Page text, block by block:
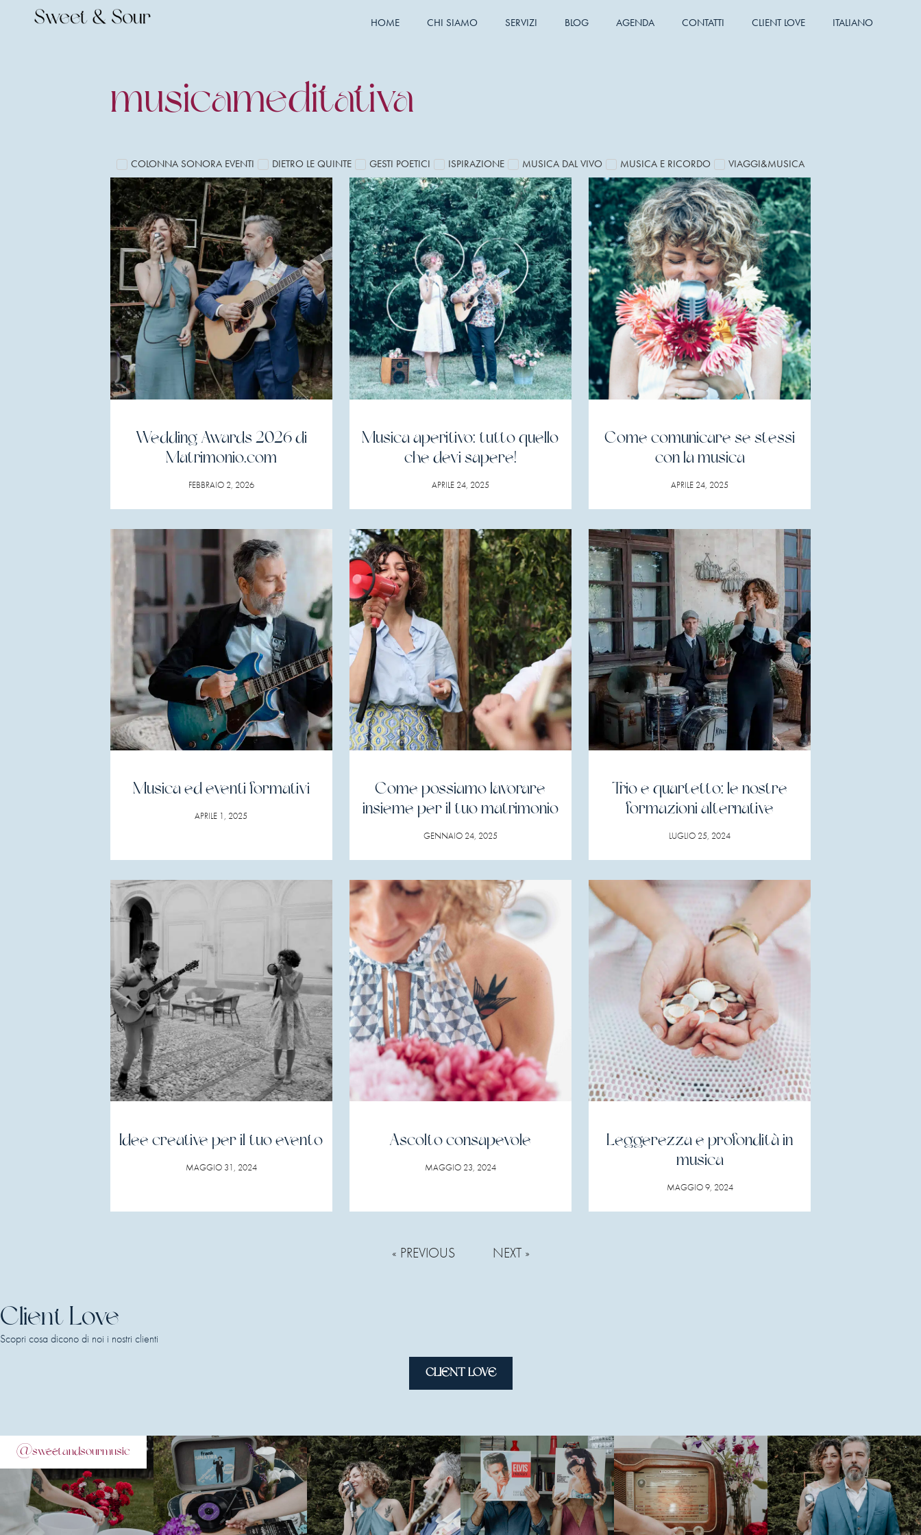
HOME CHI SIAMO SERVIZI BLOG AGENDA CONTATTI CLIENT LOVE ITALIANO
musicameditativa
COLONNA SONORA EVENTI DIETRO LE QUINTE GESTI POETICI ISPIRAZIONE MUSICA DAL VIVO MUSICA E RICORDO VIAGGI&MUSICA
Wedding Awards 2026 di
Matrimonio.com
FEBBRAIO 2, 2026
Musica aperitivo: tutto quello
che devi sapere!
APRILE 24, 2025
Come comunicare se stessi
con la musica
APRILE 24, 2025
Musica ed eventi formativi
APRILE 1, 2025
Come possiamo lavorare
insieme per il tuo matrimonio
GENNAIO 24, 2025
Trio e quartetto: le nostre
formazioni alternative
LUGLIO 25, 2024
Idee creative per il tuo evento
MAGGIO 31, 2024
Ascolto consapevole
MAGGIO 23, 2024
Leggerezza e profondità in
musica
MAGGIO 9, 2024
« PREVIOUS NEXT »
Client Love
Scopri cosa dicono di noi i nostri clienti
CLIENT LOVE
@sweetandsourmusic